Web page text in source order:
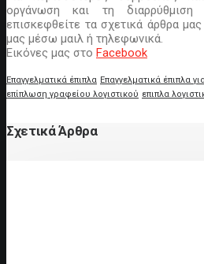
οργάνωση και τη διαρρύθμιση
επισκεφθείτε τα σχετικά άρθρα
μας μέσω μαιλ ή τηλεφωνικά.
Εικόνες μας στο Facebook
Επαγγελματικά έπιπλα Επαγγελματικά έπιπλα
επίπλωση γραφείου λογιστικού επιπλα
Σχετικά Άρθρα